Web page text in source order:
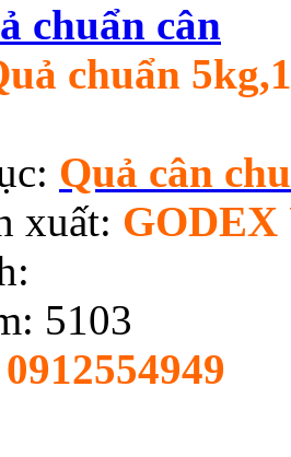
chuẩn cân
chuẩn
Quả cân
xuất: GODEX
5103
0912554949